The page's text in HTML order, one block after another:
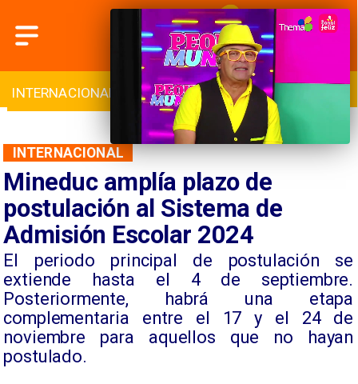
INTERNACIONAL DEPORTES CULTURA
Mineduc amplía plazo de
postulación al Sistema de
Admisión Escolar 2024
El periodo principal de postulación se
extiende hasta el 4 de septiembre.
Posteriormente, habrá una etapa
complementaria entre el 17 y el 24 de
noviembre para aquellos que no hayan
postulado.
INTERNACIONAL